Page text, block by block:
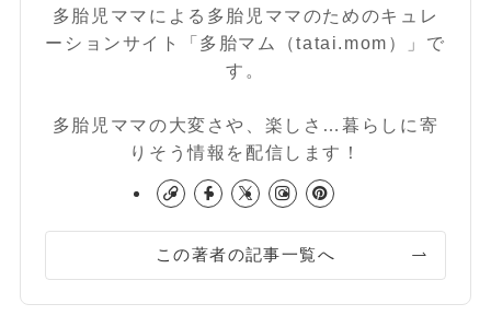
多胎児ママによる多胎児ママのためのキュレ
ーションサイト「多胎マム（tatai.mom）」で
す。
多胎児ママの大変さや、楽しさ…暮らしに寄
りそう情報を配信します！
この著者の記事一覧へ